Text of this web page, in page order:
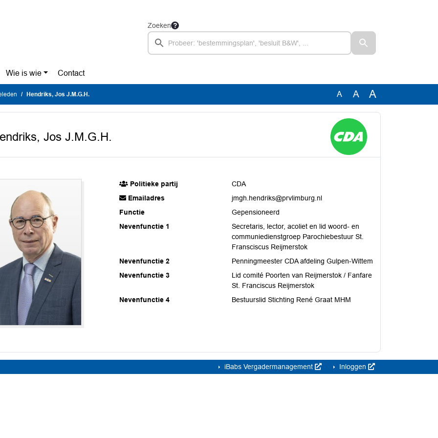
Zoeken
Wie is wie Contact
Hendriks, Jos J.M.G.H. A A A
Jos J.M.G.H.
Politieke partij
CDA
Emailadres
jmgh.hendriks@prvlimburg.nl
Functie
Gepensioneerd
Nevenfunctie 1
Secretaris, lector, acoliet en lid woord- en
communiedienstgroep Parochiebestuur St.
Fransciscus Reijmerstok
Nevenfunctie 2
Penningmeester CDA afdeling Gulpen-Wittem
Nevenfunctie 3
Lid comité Poorten van Reijmerstok / Fanfare
St. Franciscus Reijmerstok
Nevenfunctie 4
Bestuurslid Stichting René Graat MHM
iBabs Vergadermanagement Inloggen